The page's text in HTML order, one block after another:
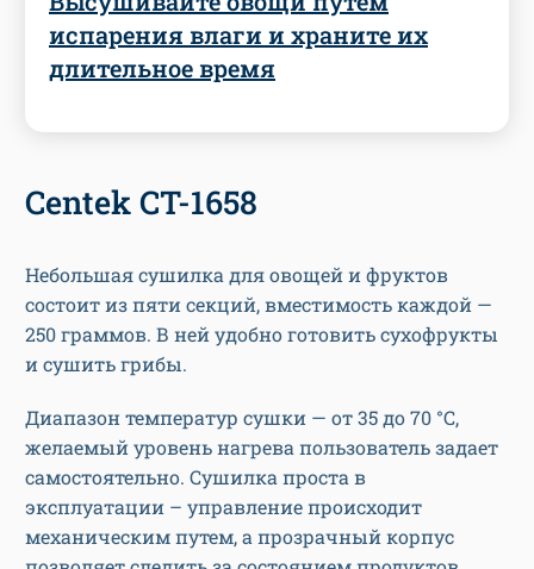
испарения влаги и храните их
длительное время
Centek CT-1658
Небольшая сушилка для овощей и фруктов
состоит из пяти секций, вместимость каждой —
250 граммов. В ней удобно готовить сухофрукты
и сушить грибы.
Диапазон температур сушки — от 35 до 70 °С,
желаемый уровень нагрева пользователь задает
самостоятельно. Сушилка проста в
эксплуатации – управление происходит
механическим путем, а прозрачный корпус